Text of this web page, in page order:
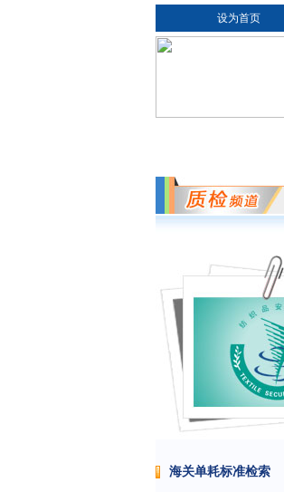
设为首页
海关单耗标准检索